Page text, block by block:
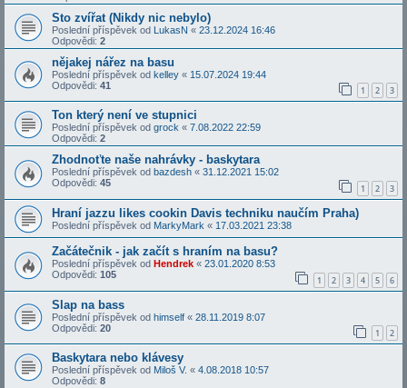
Sto zvířat (Nikdy nic nebylo)
Poslední příspěvek od LukasN « 23.12.2024 16:46
Odpovědi: 2
nějakej nářez na basu
Poslední příspěvek od kelley « 15.07.2024 19:44
Odpovědi: 41 1 2 3
Ton který není ve stupnici
Poslední příspěvek od grock « 7.08.2022 22:59
Odpovědi: 2
Zhodnoťte naše nahrávky - baskytara
Poslední příspěvek od bazdesh « 31.12.2021 15:02
Odpovědi: 45 1 2 3
Hraní jazzu likes cookin Davis techniku naučím Praha)
Poslední příspěvek od MarkyMark « 17.03.2021 23:38
Začátečnik - jak začít s hraním na basu?
Poslední příspěvek od Hendrek « 23.01.2020 8:53
Odpovědi: 105 1 2 3 4 5 6
Slap na bass
Poslední příspěvek od himself « 28.11.2019 8:07
Odpovědi: 20 1 2
Baskytara nebo klávesy
Poslední příspěvek od Miloš V. « 4.08.2018 10:57
Odpovědi: 8